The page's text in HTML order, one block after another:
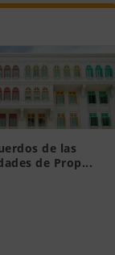
de las
de Prop...